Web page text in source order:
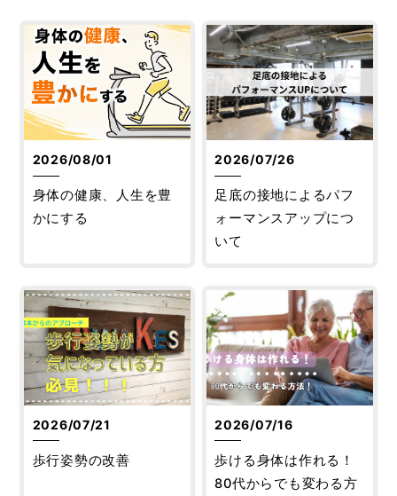
2026/08/01
身体の健康、人生を豊
かにする
2026/07/26
足底の接地によるパフ
ォーマンスアップにつ
いて
2026/07/21
歩行姿勢の改善
2026/07/16
歩ける身体は作れる！
80代からでも変わる方